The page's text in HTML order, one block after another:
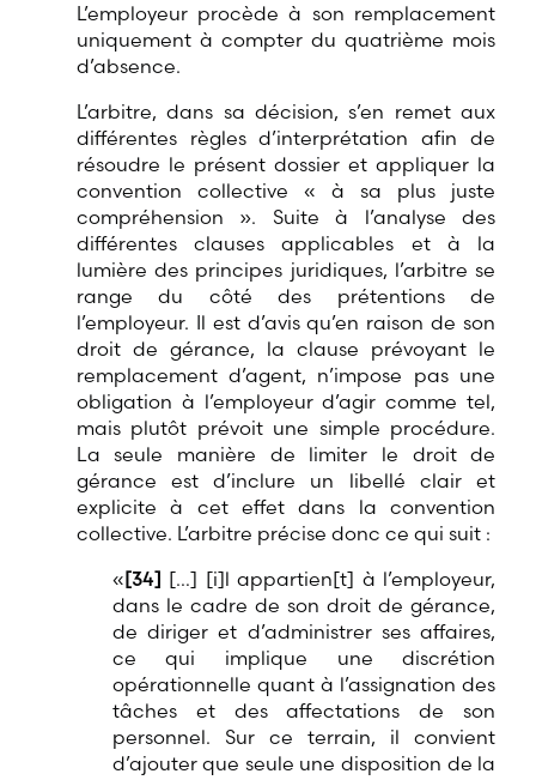
L’employeur procède à son remplacement
uniquement à compter du quatrième mois
d’absence.
L’arbitre, dans sa décision, s’en remet aux
différentes règles d’interprétation afin de
résoudre le présent dossier et appliquer la
convention collective « à sa plus juste
compréhension ». Suite à l’analyse des
différentes clauses applicables et à la
lumière des principes juridiques, l’arbitre se
range du côté des prétentions de
l’employeur. Il est d’avis qu’en raison de son
droit de gérance, la clause prévoyant le
remplacement d’agent, n’impose pas une
obligation à l’employeur d’agir comme tel,
mais plutôt prévoit une simple procédure.
La seule manière de limiter le droit de
gérance est d’inclure un libellé clair et
explicite à cet effet dans la convention
collective. L’arbitre précise donc ce qui suit :
«[34] […] [i]l appartien[t] à l’employeur,
dans le cadre de son droit de gérance,
de diriger et d’administrer ses affaires,
ce qui implique une discrétion
opérationnelle quant à l’assignation des
tâches et des affectations de son
personnel. Sur ce terrain, il convient
d’ajouter que seule une disposition de la